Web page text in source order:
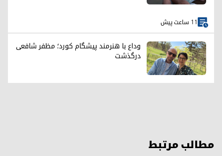
11 ساعت پیش
وداع با هنرمند پیشگام کورد؛ مظفر شافعی
درگذشت
مطالب مرتبط